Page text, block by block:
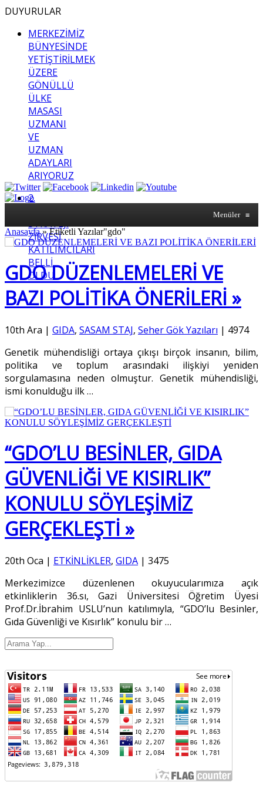
DUYURULAR
MERKEZİMİZ
BÜNYESİNDE
YETİŞTİRİLMEK
ÜZERE
GÖNÜLLÜ
ÜLKE
MASASI
UZMANI
VE
UZMAN
ADAYLARI
ARIYORUZ
2.
STRATEJİ
ZİRVESİ
KATILIMCILARI
BELLİ
OLDU
Menüler ≡
Anasayfa»Etiketli Yazılar"gdo"
GDO DÜZENLEMELERİ VE
BAZI POLİTİKA ÖNERİLERİ »
10th Ara | GIDA, SASAM STAJ, Seher Gök Yazıları | 4974
Genetik mühendisliği ortaya çıkışı birçok insanın, bilim,
politika ve toplum arasındaki ilişkiyi yeniden
sorgulamasına neden olmuştur. Genetik mühendisliği,
ismi konulduğu ilk…
“GDO’LU BESİNLER, GIDA
GÜVENLİĞİ VE KISIRLIK”
KONULU SÖYLEŞİMİZ
GERÇEKLEŞTİ »
20th Oca | ETKİNLİKLER, GIDA | 3475
Merkezimizce düzenlenen okuyucularımıza açık
etkinliklerin 36.sı, Gazi Üniversitesi Öğretim Üyesi
Prof.Dr.İbrahim USLU’nun katılımıyla, “GDO’lu Besinler,
Gıda Güvenliği ve Kısırlık” konulu bir…